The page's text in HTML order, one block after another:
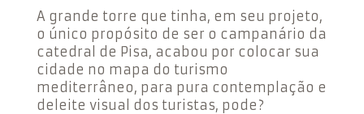
A grande torre que tinha, em seu projeto,
o único propósito de ser o campanário da
catedral de Pisa, acabou por colocar sua
cidade no mapa do turismo
mediterrâneo, para pura contemplação e
deleite visual dos turistas, pode?